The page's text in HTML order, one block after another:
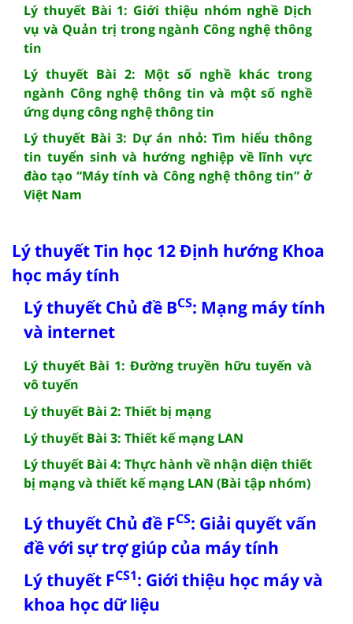
Lý thuyết Bài 1: Giới thiệu nhóm nghề Dịch
vụ và Quản trị trong ngành Công nghệ thông
tin
Lý thuyết Bài 2: Một số nghề khác trong
ngành Công nghệ thông tin và một số nghề
ứng dụng công nghệ thông tin
Lý thuyết Bài 3: Dự án nhỏ: Tìm hiểu thông
tin tuyển sinh và hướng nghiệp về lĩnh vực
đào tạo “Máy tính và Công nghệ thông tin” ở
Việt Nam
Lý thuyết Tin học 12 Định hướng Khoa
học máy tính
Lý thuyết Chủ đề BCS: Mạng máy tính
và internet
Lý thuyết Bài 1: Đường truyền hữu tuyến và
vô tuyến
Lý thuyết Bài 2: Thiết bị mạng
Lý thuyết Bài 3: Thiết kế mạng LAN
Lý thuyết Bài 4: Thực hành về nhận diện thiết
bị mạng và thiết kế mạng LAN (Bài tập nhóm)
Lý thuyết Chủ đề FCS: Giải quyết vấn
đề với sự trợ giúp của máy tính
Lý thuyết FCS1: Giới thiệu học máy và
khoa học dữ liệu